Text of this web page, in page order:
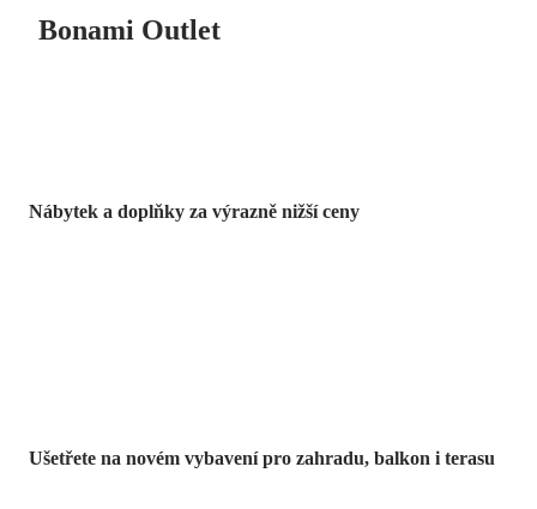
Bonami Outlet
Nábytek a doplňky za výrazně nižší ceny
Ušetřete na novém vybavení pro zahradu, balkon i terasu